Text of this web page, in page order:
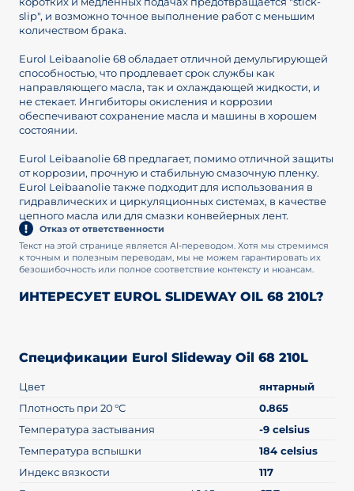
slip", и возможно точное выполнение работ с меньшим
количеством брака.
Eurol Leibaanolie 68 обладает отличной демульгирующей
способностью, что продлевает срок службы как
направляющего масла, так и охлаждающей жидкости, и
не стекает. Ингибиторы окисления и коррозии
обеспечивают сохранение масла и машины в хорошем
состоянии.
Eurol Leibaanolie 68 предлагает, помимо отличной защиты
от коррозии, прочную и стабильную смазочную пленку.
Eurol Leibaanolie также подходит для использования в
гидравлических и циркуляционных системах, в качестве
цепного масла или для смазки конвейерных лент.
Отказ от ответственности
Текст на этой странице является AI-переводом. Хотя мы стремимся
к точным и полезным переводам, мы не можем гарантировать их
безошибочность или полное соответствие контексту и нюансам.
ИНТЕРЕСУЕТ EUROL SLIDEWAY OIL 68 210L?
Спецификации Eurol Slideway Oil 68 210L
Цвет
янтарный
Плотность при 20 °C
0.865
Температура застывания
-9 celsius
Температура вспышки
184 celsius
Индекс вязкости
117